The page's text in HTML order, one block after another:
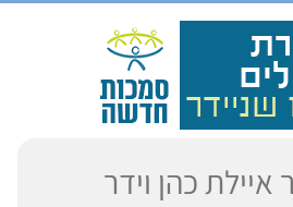
כהן וידר